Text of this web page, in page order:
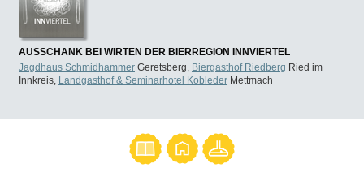
AUSSCHANK BEI WIRTEN DER BIERREGION INNVIERTEL
Jagdhaus Schmidhammer Geretsberg, Biergasthof Riedberg Ried im
Innkreis, Landgasthof & Seminarhotel Kobleder Mettmach